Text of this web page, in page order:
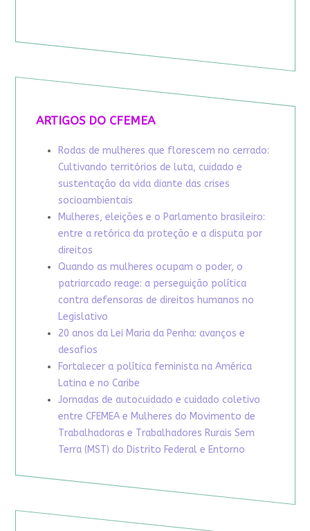
ARTIGOS DO CFEMEA
Rodas de mulheres que florescem no cerrado:
Cultivando territórios de luta, cuidado e
sustentação da vida diante das crises
socioambientais
Mulheres, eleições e o Parlamento brasileiro:
entre a retórica da proteção e a disputa por
direitos
Quando as mulheres ocupam o poder, o
patriarcado reage: a perseguição política
contra defensoras de direitos humanos no
Legislativo
20 anos da Lei Maria da Penha: avanços e
desafios
Fortalecer a política feminista na América
Latina e no Caribe
Jornadas de autocuidado e cuidado coletivo
entre CFEMEA e Mulheres do Movimento de
Trabalhadoras e Trabalhadores Rurais Sem
Terra (MST) do Distrito Federal e Entorno